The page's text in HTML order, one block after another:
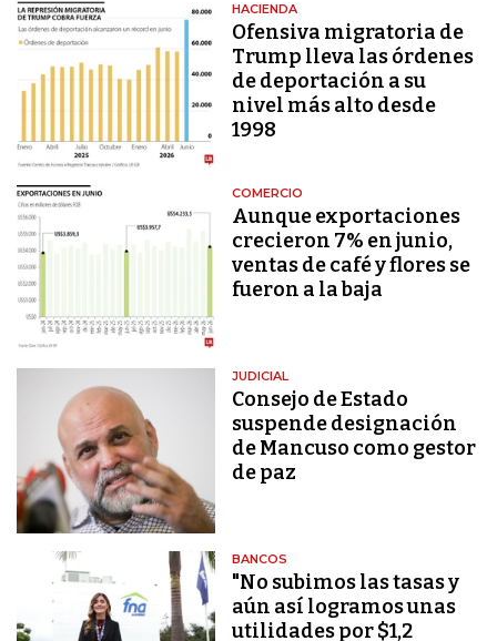
HACIENDA
Ofensiva migratoria de
Trump lleva las órdenes
de deportación a su
nivel más alto desde
1998
COMERCIO
Aunque exportaciones
crecieron 7% en junio,
ventas de café y flores se
fueron a la baja
JUDICIAL
Consejo de Estado
suspende designación
de Mancuso como gestor
de paz
BANCOS
"No subimos las tasas y
aún así logramos unas
utilidades por $1,2